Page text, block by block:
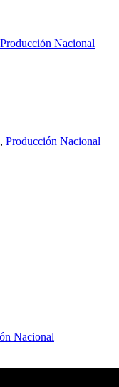
Producción Nacional
, Producción Nacional
Nacional